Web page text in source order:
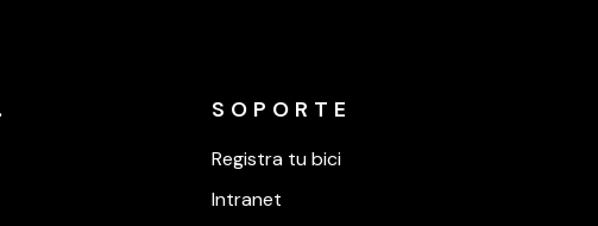
. SOPORTE
Registra tu bici
Intranet